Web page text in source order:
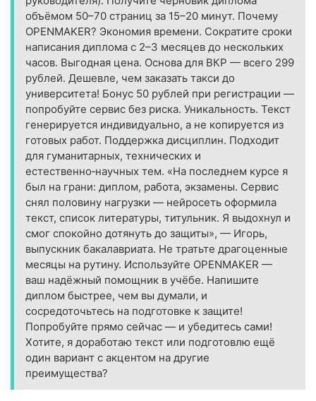
объёмом 50–70 страниц за 15–20 минут. Почему
OPENMAKER? Экономия времени. Сократите сроки
написания диплома с 2–3 месяцев до нескольких
часов. Выгодная цена. Основа для ВКР — всего 299
рублей. Дешевле, чем заказать такси до
университета! Бонус 50 рублей при регистрации —
попробуйте сервис без риска. Уникальность. Текст
генерируется индивидуально, а не копируется из
готовых работ. Поддержка дисциплин. Подходит
для гуманитарных, технических и
естественно‑научных тем. «На последнем курсе я
был на грани: диплом, работа, экзамены. Сервис
снял половину нагрузки — нейросеть оформила
текст, список литературы, титульник. Я выдохнул и
смог спокойно дотянуть до защиты», — Игорь,
выпускник бакалавриата. Не тратьте драгоценные
месяцы на рутину. Используйте OPENMAKER —
ваш надёжный помощник в учёбе. Напишите
диплом быстрее, чем вы думали, и
сосредоточьтесь на подготовке к защите!
Попробуйте прямо сейчас — и убедитесь сами!
Хотите, я доработаю текст или подготовлю ещё
один вариант с акцентом на другие
преимущества?